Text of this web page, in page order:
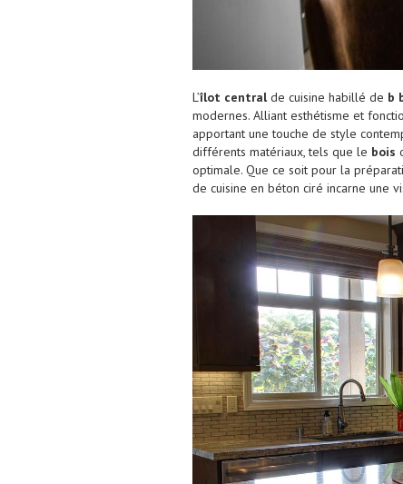
L’îlot centralde cuisine habillé de b
modernes. Alliant esthétisme et
apportant une touche de style
différents matériaux, tels que le bois
optimale. Que ce soit pour la
de cuisine en béton ciré incarne une